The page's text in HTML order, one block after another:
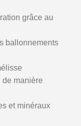
grâce au
ballonnements
de manière
et minéraux